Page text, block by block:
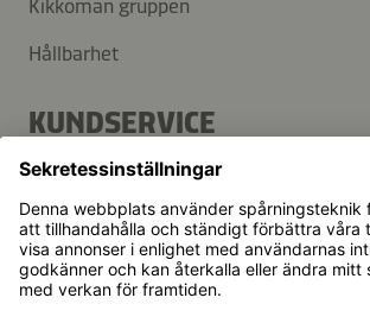
Kikkoman gruppen
Hållbarhet
KUNDSERVICE
FAQ
Kontakt
Nyhetsbrev